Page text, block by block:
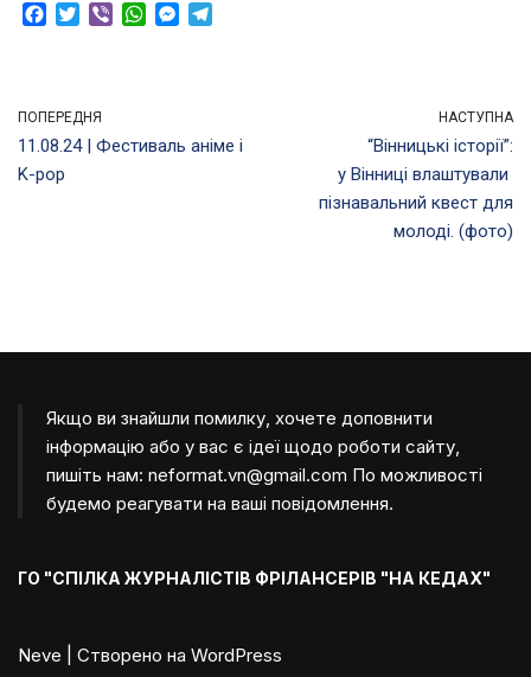
b
o
k
t
e
r
W
p
M
g
a
ПОПЕРЕДНЯ
11.08.24 | Фестиваль аніме і
K-pop
НАСТУПНА
“Вінницькі історії”:
у Вінниці влаштували
пізнавальний квест для
молоді. (фото)
Якщо ви знайшли помилку, хочете доповнити
інформацію або у вас є ідеї щодо роботи сайту,
пишіть нам: neformat.vn@gmail.com По можливості
будемо реагувати на ваші повідомлення.
ГО "СПІЛКА ЖУРНАЛІСТІВ ФРІЛАНСЕРІВ "НА КЕДАХ"
Neve | Створено на WordPress